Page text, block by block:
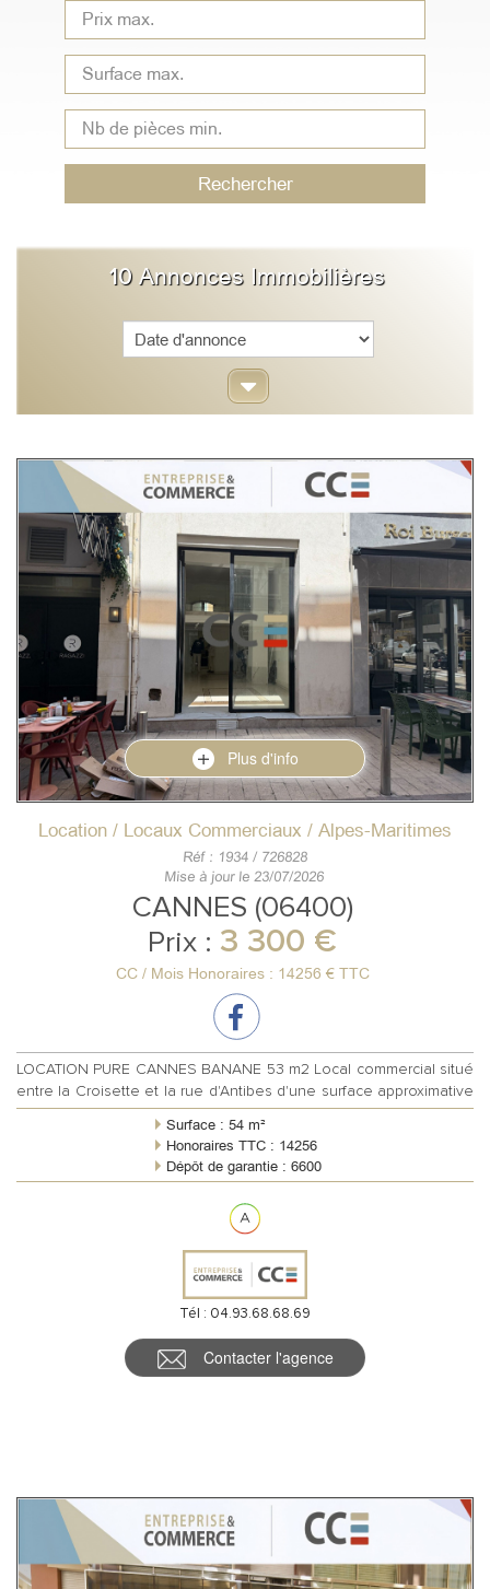
Type
bien
Rechercher
10Annonces Immobilières
Plus d'info
Location / Locaux Commerciaux / Alpes-Maritimes
Réf : 1934 / 726828
Mise à jour le 23/07/2026
CANNES (06400)
Prix : 3 300 €
CC / Mois Honoraires : 14256 € TTC
LOCATION PURE CANNES BANANE 53 m2 Local commercial situé
entre la Croisette et la rue d'Antibes d'une surface approximative
de 53 m2, composé ...
Surface : 54 m²
Honoraires TTC : 14256
Dépôt de garantie : 6600
Règlement charges : Forfaitaires mensuelles
Meublé : Non
Tél : 04.93.68.68.69
Contacter l'agence